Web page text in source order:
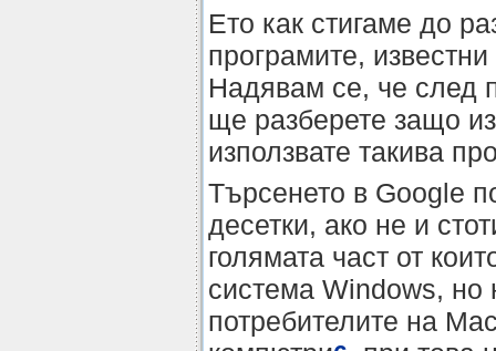
Ето как стигаме до
програмите,
Надявам се, че след
ще разберете защо
използвате такива
Търсенето в Google
десетки, ако не и
голямата част от
система Windows, но
потребителите на